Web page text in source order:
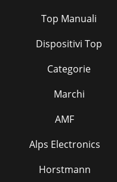
Top Manuali
Dispositivi Top
Categorie
Marchi
AMF
Alps Electronics
Horstmann